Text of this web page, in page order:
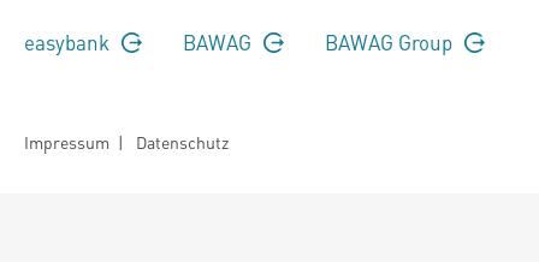
easybank BAWAG BAWAG Group
Impressum | Datenschutz